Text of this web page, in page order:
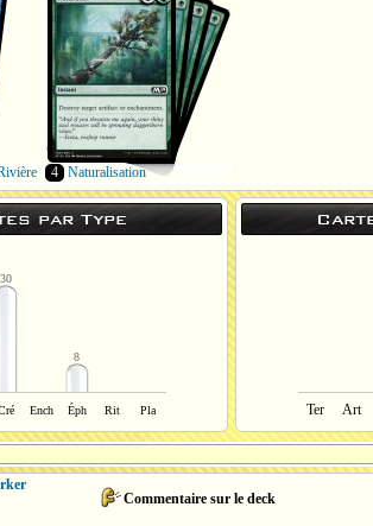
4 Naturalisation
par Type
30
8
Ench Éph Rit Pla Ter Art
Commentaire sur le deck